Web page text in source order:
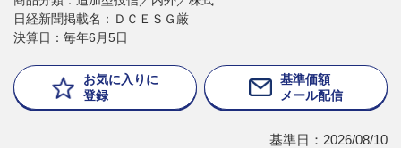
日経新聞掲載名：ＤＣＥＳＧ厳
決算日：毎年6月5日
お気に入りに
登録
基準価額
メール配信
基準日：2026/08/10